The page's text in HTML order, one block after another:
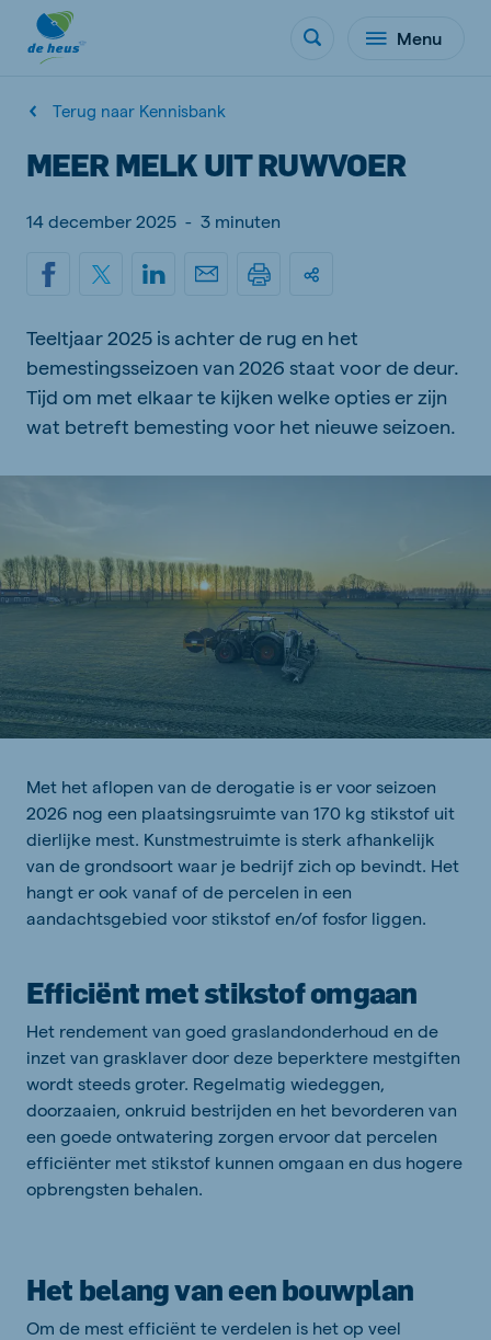
Menu
Terug naar Kennisbank
MEER MELK UIT RUWVOER
14 december 2025 - 3 minuten
Teeltjaar 2025 is achter de rug en het
bemestingsseizoen van 2026 staat voor de deur.
Tijd om met elkaar te kijken welke opties er zijn
wat betreft bemesting voor het nieuwe seizoen.
Met het aflopen van de derogatie is er voor seizoen
2026 nog een plaatsingsruimte van 170 kg stikstof uit
dierlijke mest. Kunstmestruimte is sterk afhankelijk
van de grondsoort waar je bedrijf zich op bevindt. Het
hangt er ook vanaf of de percelen in een
aandachtsgebied voor stikstof en/of fosfor liggen.
Efficiënt met stikstof omgaan
Het rendement van goed graslandonderhoud en de
inzet van grasklaver door deze beperktere mestgiften
wordt steeds groter. Regelmatig wiedeggen,
doorzaaien, onkruid bestrijden en het bevorderen van
een goede ontwatering zorgen ervoor dat percelen
efficiënter met stikstof kunnen omgaan en dus hogere
opbrengsten behalen.
Het belang van een bouwplan
Om de mest efficiënt te verdelen is het op veel